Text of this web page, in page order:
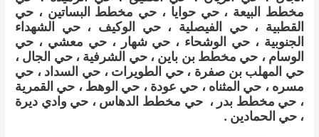
مخطط البيعة ، حي حوايا ، حي مخطط البساتين ، حي
القطبية ، حي الفيصلية ، حي الوكيف ، حي الشهداء
الجنوبية ، حي الوشحاء ، حي شهار ، حي معشي ، حي
الوسام ، حي مخطط بن باين ، حي الشرفية ، حي الجال ،
حي المهلب بن صفرة ، حي الطويرات ، حي السداد ، حي
مسره ، حي المثناه ، حي عودة ، حي الوهط ، حي القمرية
، حي مخطط بدر ، حي مخطط الدهاس ، حي وادي ديرة
، حي الحمادين .